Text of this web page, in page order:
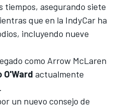
tiempos, asegurando siete
que en la IndyCar ha
incluyendo nueve
como Arrow McLaren
O'Ward actualmente
un nuevo consejo de